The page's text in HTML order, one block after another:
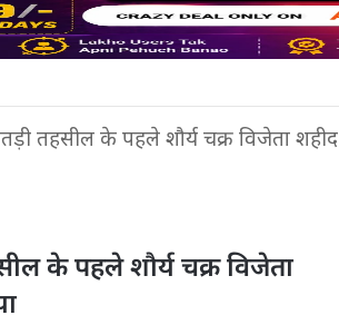
तहसील के पहले शौर्य चक्र विजेता शहीद
के पहले शौर्य चक्र विजेता